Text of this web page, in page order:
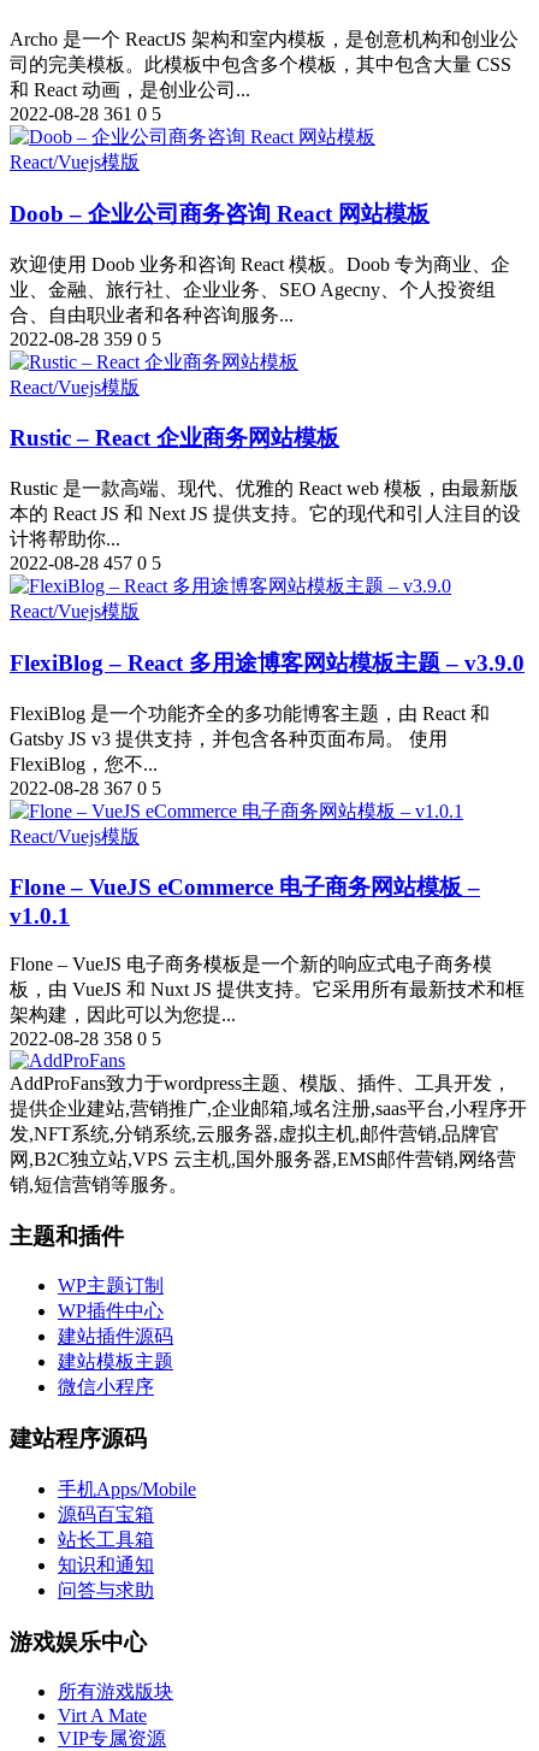
Archo 是一个 ReactJS 架构和室内模板，是创意机构和创业公
司的完美模板。此模板中包含多个模板，其中包含大量 CSS
和 React 动画，是创业公司...
2022-08-28 361 0 5
React/Vuejs模版
Doob – 企业公司商务咨询 React 网站模板
欢迎使用 Doob 业务和咨询 React 模板。Doob 专为商业、企
业、金融、旅行社、企业业务、SEO Agecny、个人投资组
合、自由职业者和各种咨询服务...
2022-08-28 359 0 5
React/Vuejs模版
Rustic – React 企业商务网站模板
Rustic 是一款高端、现代、优雅的 React web 模板，由最新版
本的 React JS 和 Next JS 提供支持。它的现代和引人注目的设
计将帮助你...
2022-08-28 457 0 5
React/Vuejs模版
FlexiBlog – React 多用途博客网站模板主题 – v3.9.0
FlexiBlog 是一个功能齐全的多功能博客主题，由 React 和
Gatsby JS v3 提供支持，并包含各种页面布局。 使用
FlexiBlog，您不...
2022-08-28 367 0 5
React/Vuejs模版
Flone – VueJS eCommerce 电子商务网站模板 –
v1.0.1
Flone – VueJS 电子商务模板是一个新的响应式电子商务模
板，由 VueJS 和 Nuxt JS 提供支持。它采用所有最新技术和框
架构建，因此可以为您提...
2022-08-28 358 0 5
AddProFans致力于wordpress主题、模版、插件、工具开发，
提供企业建站,营销推广,企业邮箱,域名注册,saas平台,小程序开
发,NFT系统,分销系统,云服务器,虚拟主机,邮件营销,品牌官
网,B2C独立站,VPS 云主机,国外服务器,EMS邮件营销,网络营
销,短信营销等服务。
主题和插件
WP主题订制
WP插件中心
建站插件源码
建站模板主题
微信小程序
建站程序源码
手机Apps/Mobile
源码百宝箱
站长工具箱
知识和通知
问答与求助
游戏娱乐中心
所有游戏版块
Virt A Mate
VIP专属资源